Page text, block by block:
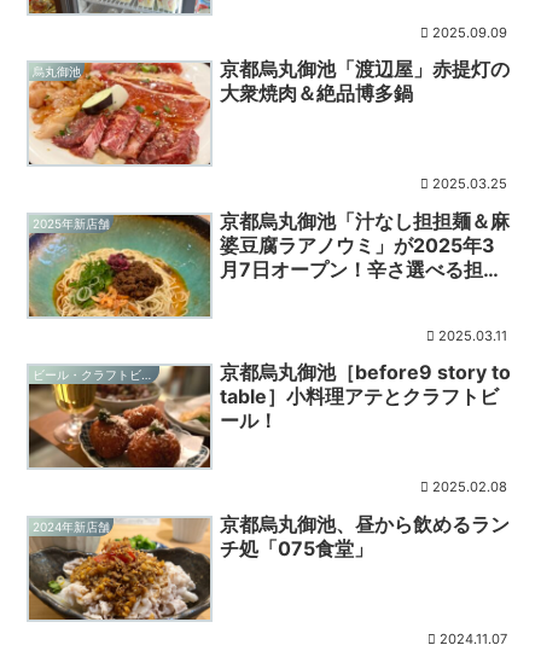
2025.09.09
烏丸御池
京都烏丸御池「渡辺屋」赤提灯の
大衆焼肉＆絶品博多鍋
2025.03.25
2025年新店舗
京都烏丸御池「汁なし担担麺＆麻
婆豆腐ラアノウミ」が2025年3
月7日オープン！辛さ選べる担々
2025.03.11
京都烏丸御池［before9 story to
table］小料理アテとクラフトビ
ール！
2025.02.08
2024年新店舗
京都烏丸御池、昼から飲めるラン
チ処「075食堂」
2024.11.07